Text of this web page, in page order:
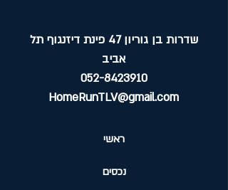
שדרות בן גוריון 47 פינת דיזנגוף תל
אביב
052-8423910
HomeRunTLV@gmail.com
ראשי
נכסים